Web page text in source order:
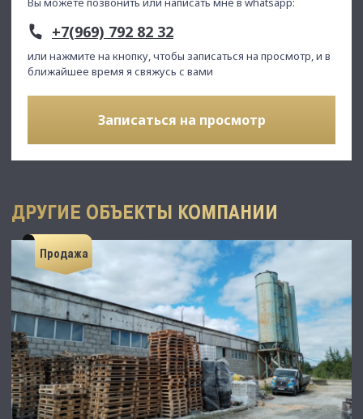
+7(969) 792 82 32
или нажмите на кнопку, чтобы записаться на просмотр, и в
ближайшее время я свяжусь с вами
Записаться на просмотр
ДРУГИЕ ОБЪЕКТЫ КОМПАНИИ
Продажа